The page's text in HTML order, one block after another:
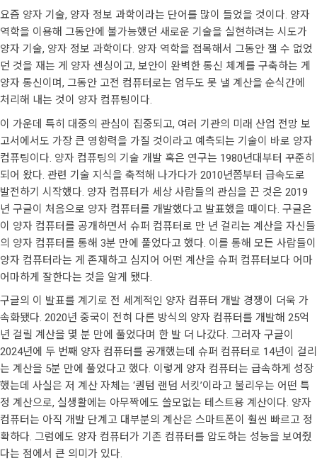
요즘 양자 기술, 양자 정보 과학이라는 단어를 많이 들었을 것이다. 양자
역학을 이용해 그동안에 불가능했던 새로운 기술을 실현하려는 시도가
양자 기술, 양자 정보 과학이다. 양자 역학을 접목해서 그동안 잴 수 없었
던 것을 재는 게 양자 센싱이고, 보안이 완벽한 통신 체계를 구축하는 게
양자 통신이며, 그동안 고전 컴퓨터로는 엄두도 못 낼 계산을 순식간에
처리해 내는 것이 양자 컴퓨팅이다.
이 가운데 특히 대중의 관심이 집중되고, 여러 기관의 미래 산업 전망 보
고서에서도 가장 큰 영향력을 가질 것이라고 예측되는 기술이 바로 양자
컴퓨팅이다. 양자 컴퓨팅의 기술 개발 혹은 연구는 1980년대부터 꾸준히
되어 왔다. 관련 기술 지식을 축적해 나가다가 2010년쯤부터 급속도로
발전하기 시작했다. 양자 컴퓨터가 세상 사람들의 관심을 끈 것은 2019
년 구글이 처음으로 양자 컴퓨터를 개발했다고 발표했을 때이다. 구글은
이 양자 컴퓨터를 공개하면서 슈퍼 컴퓨터로 만 년 걸리는 계산을 자신들
의 양자 컴퓨터를 통해 3분 만에 풀었다고 했다. 이를 통해 모든 사람들이
양자 컴퓨터라는 게 존재하고 심지어 어떤 계산을 슈퍼 컴퓨터보다 어마
어마하게 잘한다는 것을 알게 됐다.
구글의 이 발표를 계기로 전 세계적인 양자 컴퓨터 개발 경쟁이 더욱 가
속화됐다. 2020년 중국이 전혀 다른 방식의 양자 컴퓨터를 개발해 25억
년 걸릴 계산을 몇 분 만에 풀었다며 한 발 더 나갔다. 그러자 구글이
2024년에 두 번째 양자 컴퓨터를 공개했는데 슈퍼 컴퓨터로 14년이 걸리
는 계산을 5분 만에 풀었다고 했다. 이렇게 양자 컴퓨터는 급속하게 성장
했는데 사실은 저 계산 자체는 ‘퀀텀 랜덤 서킷’이라고 불리우는 어떤 특
정 계산으로, 실생활에는 아무짝에도 쓸모없는 테스트용 계산이다. 양자
컴퓨터는 아직 개발 단계고 대부분의 계산은 스마트폰이 훨씬 빠르고 정
확하다. 그럼에도 양자 컴퓨터가 기존 컴퓨터를 압도하는 성능을 보여줬
다는 점에서 큰 의미가 있다.